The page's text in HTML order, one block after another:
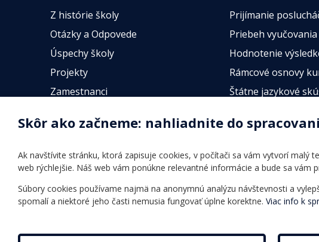
Z histórie školy
Otázky a Odpovede
Úspechy školy
Projekty
Zamestnanci
Identifikačné údaje školy
Úradné hodiny
Povinné zverejňovanie
Vnútorný poriadok
Prijímanie
Priebeh vyučovania
Hodnotenie
Rámcové osnovy
Štátne jazykové
Skôr ako začneme: nahliadnite do
Ak navštívite stránku, ktorá zapisuje cookies, v počítači sa vám vytvorí malý
web rýchlejšie. Náš web vám ponúkne relevantné informácie a bude sa vám
Súbory cookies používame najmä na anonymnú analýzu návštevnosti a
spomalí a niektoré jeho časti nemusia fungovať úplne korektne. Viac info k